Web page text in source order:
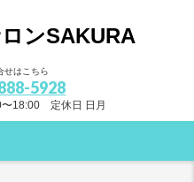
せはこちら
5928
18:00 定休日 日月